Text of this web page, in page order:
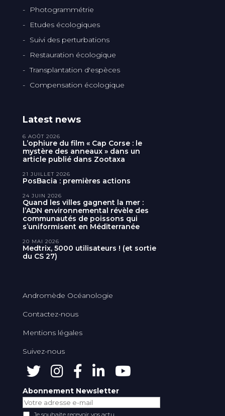
Photogrammétrie
Etudes écologiques
Suivi des perturbations
Restauration écologique
Transplantation d'espèces
Compensation écologique
Latest news
L’ophiure du film « Cap Corse : le
mystère des anneaux » dans un
article publié dans Zootaxa
6 AOÛT 2026
PosBacia : premières actions
21 JUILLET 2026
Quand les villes gagnent la mer :
l’ADN environnemental révèle des
communautés de poissons qui
s’uniformisent en Méditerranée
24 JUIN 2026
Medtrix, 5000 utilisateurs ! (et sortie
du CS 27)
20 MAI 2026
Andromède Océanologie
Contactez-nous
Mentions légales
Suivez-nous
Abonnement Newsletter
Je souhaite recevoir vos actu